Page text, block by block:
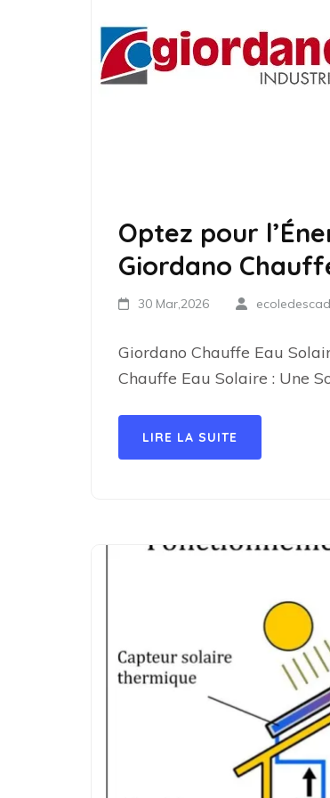
Optez pour
Giordano
30 Mar,2026
Giordano Chauffe Eau
Chauffe Eau Solaire : Une
LIRE LA SUITE